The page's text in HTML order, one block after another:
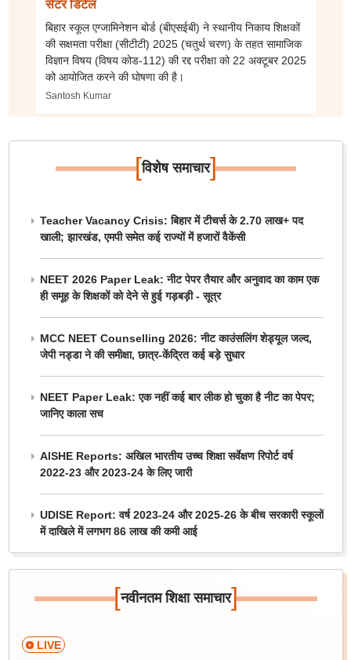
सेंटर डिटेल
बिहार स्कूल एग्जामिनेशन बोर्ड (बीएसईबी) ने स्थानीय निकाय शिक्षकों
की सक्षमता परीक्षा (सीटीटी) 2025 (चतुर्थ चरण) के तहत सामाजिक
विज्ञान विषय (विषय कोड-112) की रद्द परीक्षा को 22 अक्टूबर 2025
को आयोजित करने की घोषणा की है।
Santosh Kumar
[विशेष समाचार]
Teacher Vacancy Crisis: बिहार में टीचर्स के 2.70 लाख+ पद
खाली; झारखंड, एमपी समेत कई राज्यों में हजारों वैकेंसी
NEET 2026 Paper Leak: नीट पेपर तैयार और अनुवाद का काम एक
ही समूह के शिक्षकों को देने से हुई गड़बड़ी - सूत्र
MCC NEET Counselling 2026: नीट काउंसलिंग शेड्यूल जल्द,
जेपी नड्डा ने की समीक्षा, छात्र-केंद्रित कई बड़े सुधार
NEET Paper Leak: एक नहीं कई बार लीक हो चुका है नीट का पेपर;
जानिए काला सच
AISHE Reports: अखिल भारतीय उच्च शिक्षा सर्वेक्षण रिपोर्ट वर्ष
2022-23 और 2023-24 के लिए जारी
UDISE Report: वर्ष 2023-24 और 2025-26 के बीच सरकारी स्कूलों
में दाखिले में लगभग 86 लाख की कमी आई
[नवीनतम शिक्षा समाचार]
LIVE